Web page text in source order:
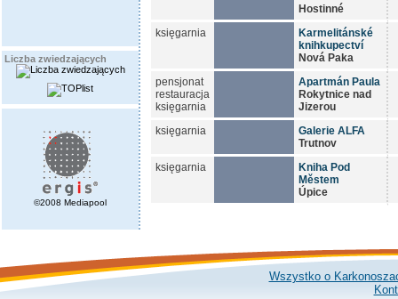
Liczba zwiedzających
©2008 Mediapool
Hostinné
księgarnia
Karmelitánské
knihkupectví
Nová Paka
pensjonat
restauracja
księgarnia
Apartmán Paula
Rokytnice nad
Jizerou
księgarnia
Galerie ALFA
Trutnov
księgarnia
Kniha Pod
Městem
Úpice
Wszystko o